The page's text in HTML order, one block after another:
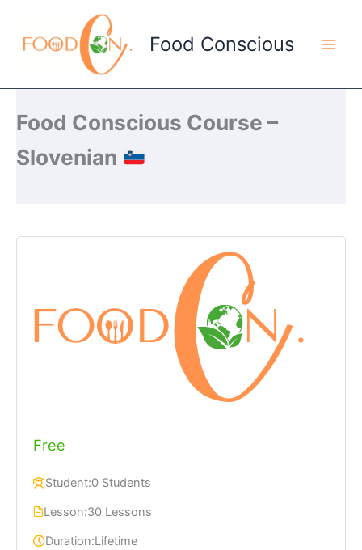
content
Food Conscious
Food Conscious Course –
Slovenian
Free
Student:0 Students
Lesson:30 Lessons
Duration:Lifetime